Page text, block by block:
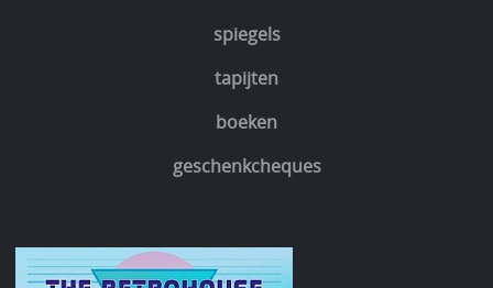
spiegels
tapijten
boeken
geschenkcheques